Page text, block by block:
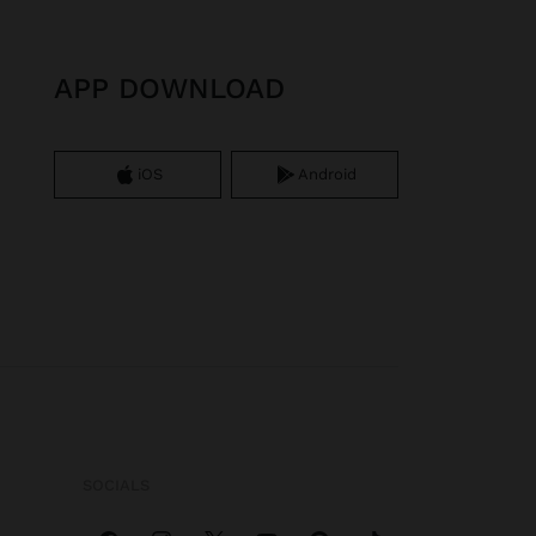
APP DOWNLOAD
iOS Android